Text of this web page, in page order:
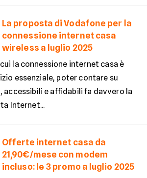
La proposta di Vodafone per la
connessione internet casa
wireless a luglio 2025
la connessione internet casa è
essenziale, poter contare su
accessibili e affidabili fa davvero la
Internet...
Offerte internet casa da
21,90€/mese con modem
incluso: le 3 promo a luglio 2025